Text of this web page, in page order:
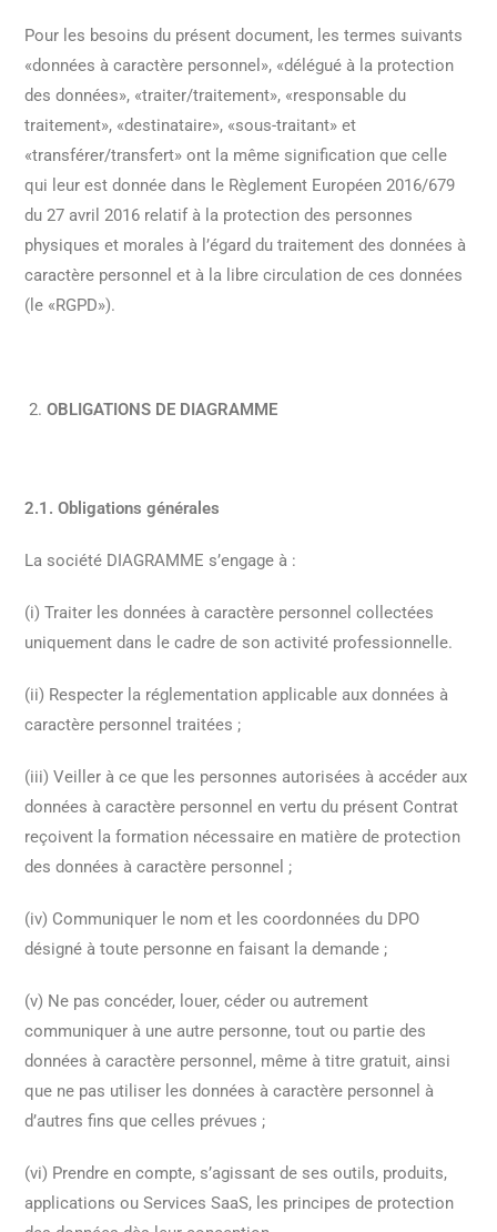
Pour les besoins du présent document, les termes suivants
«données à caractère personnel», «délégué à la protection
des données», «traiter/traitement», «responsable du
traitement», «destinataire», «sous-traitant» et
«transférer/transfert» ont la même signification que celle
qui leur est donnée dans le Règlement Européen 2016/679
du 27 avril 2016 relatif à la protection des personnes
physiques et morales à l’égard du traitement des données à
caractère personnel et à la libre circulation de ces données
(le «RGPD»).
OBLIGATIONS DE DIAGRAMME
2.1. Obligations générales
La société DIAGRAMME s’engage à :
(i) Traiter les données à caractère personnel collectées
uniquement dans le cadre de son activité professionnelle.
(ii) Respecter la réglementation applicable aux données à
caractère personnel traitées ;
(iii) Veiller à ce que les personnes autorisées à accéder aux
données à caractère personnel en vertu du présent Contrat
reçoivent la formation nécessaire en matière de protection
des données à caractère personnel ;
(iv) Communiquer le nom et les coordonnées du DPO
désigné à toute personne en faisant la demande ;
(v) Ne pas concéder, louer, céder ou autrement
communiquer à une autre personne, tout ou partie des
données à caractère personnel, même à titre gratuit, ainsi
que ne pas utiliser les données à caractère personnel à
d’autres fins que celles prévues ;
(vi) Prendre en compte, s’agissant de ses outils, produits,
applications ou Services SaaS, les principes de protection